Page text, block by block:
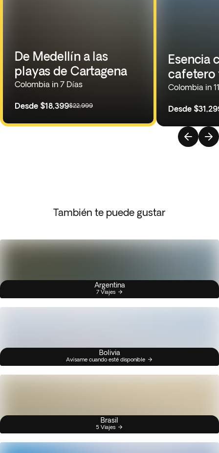
De Medellín a las
playas de Cartagena
Colombia in 7 Días
Desde $18,399$22,999
Esencia
cafetero
Colombia in
Desde
También te puede gustar
Argentina
7 Viajes
Bolivia
Avísame cuando esté disponible
Brasil
5 Viajes